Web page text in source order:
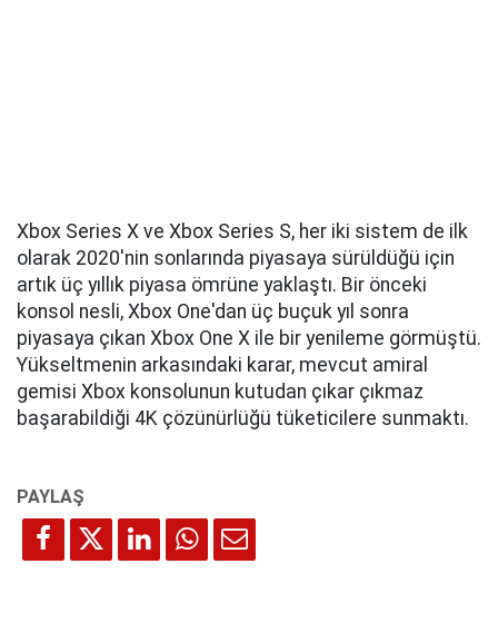
Xbox Series X ve Xbox Series S, her iki sistem de ilk
olarak 2020'nin sonlarında piyasaya sürüldüğü için
artık üç yıllık piyasa ömrüne yaklaştı. Bir önceki
konsol nesli, Xbox One'dan üç buçuk yıl sonra
piyasaya çıkan Xbox One X ile bir yenileme görmüştü.
Yükseltmenin arkasındaki karar, mevcut amiral
gemisi Xbox konsolunun kutudan çıkar çıkmaz
başarabildiği 4K çözünürlüğü tüketicilere sunmaktı.